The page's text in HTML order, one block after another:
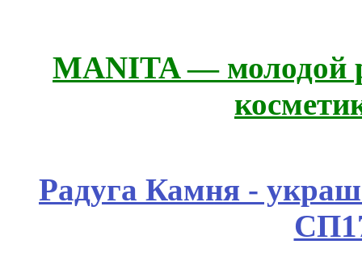
MANITA — молодой
Радуга Камня -